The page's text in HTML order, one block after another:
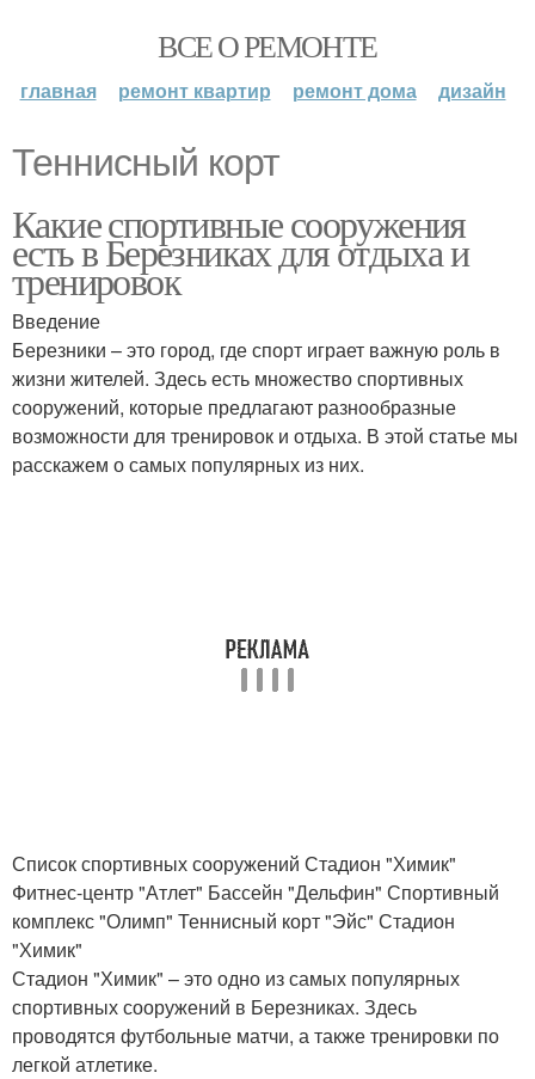
ВСЕ О РЕМОНТЕ
главная ремонт квартир ремонт дома дизайн
Теннисный корт
Какие спортивные сооружения
есть в Березниках для отдыха и
тренировок
Введение
Березники – это город, где спорт играет важную роль в
жизни жителей. Здесь есть множество спортивных
сооружений, которые предлагают разнообразные
возможности для тренировок и отдыха. В этой статье мы
расскажем о самых популярных из них.
Список спортивных сооружений Стадион "Химик"
Фитнес-центр "Атлет" Бассейн "Дельфин" Спортивный
комплекс "Олимп" Теннисный корт "Эйс" Стадион
"Химик"
Стадион "Химик" – это одно из самых популярных
спортивных сооружений в Березниках. Здесь
проводятся футбольные матчи, а также тренировки по
легкой атлетике.